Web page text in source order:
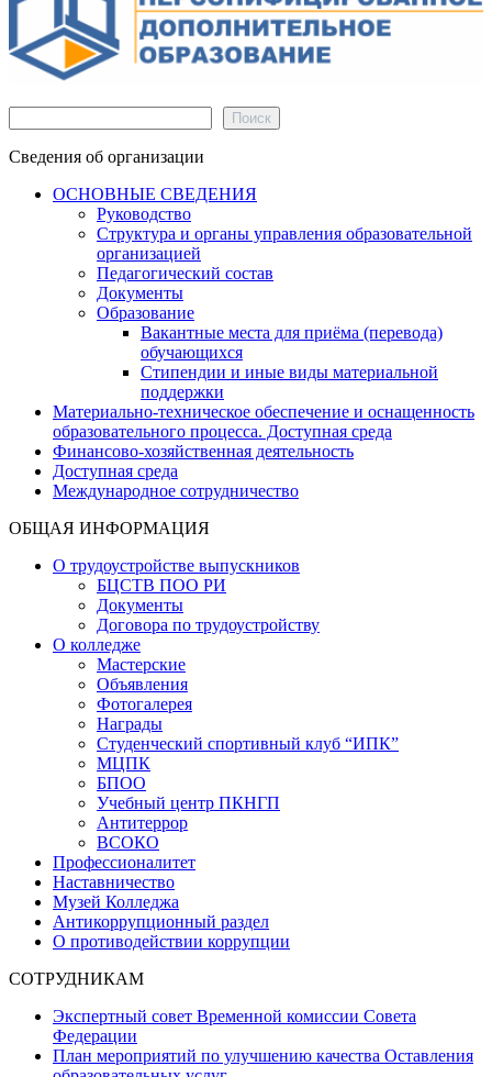
Поиск
Сведения об организации
ОСНОВНЫЕ СВЕДЕНИЯ
Руководство
Структура и органы управления образовательной
организацией
Педагогический состав
Документы
Образование
Вакантные места для приёма (перевода)
обучающихся
Стипендии и иные виды материальной
поддержки
Материально-техническое обеспечение и оснащенность
образовательного процесса. Доступная среда
Финансово-хозяйственная деятельность
Доступная среда
Международное сотрудничество
ОБЩАЯ ИНФОРМАЦИЯ
О трудоустройстве выпускников
БЦСТВ ПОО РИ
Документы
Договора по трудоустройству
О колледже
Мастерские
Объявления
Фотогалерея
Награды
Студенческий спортивный клуб “ИПК”
МЦПК
БПОО
Учебный центр ПКНГП
Антитеррор
ВСОКО
Профессионалитет
Наставничество
Музей Колледжа
Антикоррупционный раздел
О противодействии коррупции
СОТРУДНИКАМ
Экспертный совет Временной комиссии Совета
Федерации
План мероприятий по улучшению качества Оставления